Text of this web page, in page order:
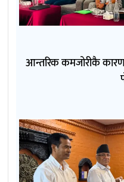
आन्तरिक कमजोरीकै